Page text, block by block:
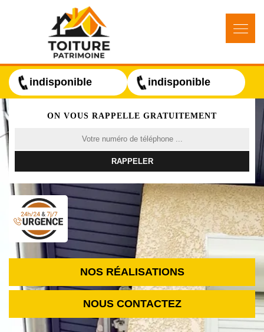
indisponible indisponible
ON VOUS RAPPELLE GRATUITEMENT
NOS RÉALISATIONS
NOUS CONTACTEZ